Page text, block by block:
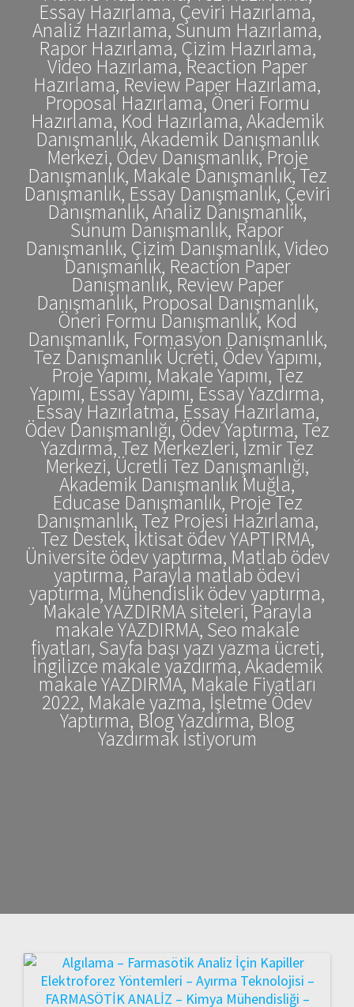
Essay Hazırlama, Çeviri Hazırlama,
Analiz Hazırlama, Sunum Hazırlama,
Rapor Hazırlama, Çizim Hazırlama,
Video Hazırlama, Reaction Paper
Hazırlama, Review Paper Hazırlama,
Proposal Hazırlama, Öneri Formu
Hazırlama, Kod Hazırlama, Akademik
Danışmanlık, Akademik Danışmanlık
Merkezi, Ödev Danışmanlık, Proje
Danışmanlık, Makale Danışmanlık, Tez
Danışmanlık, Essay Danışmanlık, Çeviri
Danışmanlık, Analiz Danışmanlık,
Sunum Danışmanlık, Rapor
Danışmanlık, Çizim Danışmanlık, Video
Danışmanlık, Reaction Paper
Danışmanlık, Review Paper
Danışmanlık, Proposal Danışmanlık,
Öneri Formu Danışmanlık, Kod
Danışmanlık, Formasyon Danışmanlık,
Tez Danışmanlık Ücreti, Ödev Yapımı,
Proje Yapımı, Makale Yapımı, Tez
Yapımı, Essay Yapımı, Essay Yazdırma,
Essay Hazırlatma, Essay Hazırlama,
Ödev Danışmanlığı, Ödev Yaptırma, Tez
Yazdırma, Tez Merkezleri, İzmir Tez
Merkezi, Ücretli Tez Danışmanlığı,
Akademik Danışmanlık Muğla,
Educase Danışmanlık, Proje Tez
Danışmanlık, Tez Projesi Hazırlama,
Tez Destek, İktisat ödev YAPTIRMA,
Üniversite ödev yaptırma, Matlab ödev
yaptırma, Parayla matlab ödevi
yaptırma, Mühendislik ödev yaptırma,
Makale YAZDIRMA siteleri, Parayla
makale YAZDIRMA, Seo makale
fiyatları, Sayfa başı yazı yazma ücreti,
İngilizce makale yazdırma, Akademik
makale YAZDIRMA, Makale Fiyatları
2022, Makale yazma, İşletme Ödev
Yaptırma, Blog Yazdırma, Blog
Yazdırmak İstiyorum